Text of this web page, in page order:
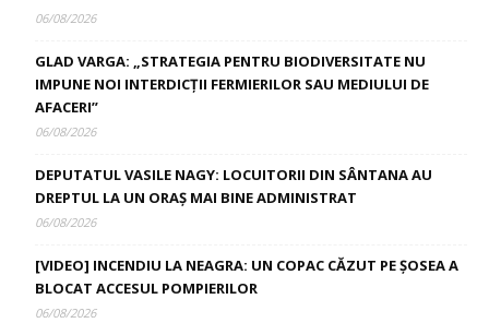
06/08/2026
GLAD VARGA: „STRATEGIA PENTRU BIODIVERSITATE NU
IMPUNE NOI INTERDICȚII FERMIERILOR SAU MEDIULUI DE
AFACERI”
06/08/2026
DEPUTATUL VASILE NAGY: LOCUITORII DIN SÂNTANA AU
DREPTUL LA UN ORAȘ MAI BINE ADMINISTRAT
06/08/2026
[VIDEO] INCENDIU LA NEAGRA: UN COPAC CĂZUT PE ȘOSEA A
BLOCAT ACCESUL POMPIERILOR
06/08/2026